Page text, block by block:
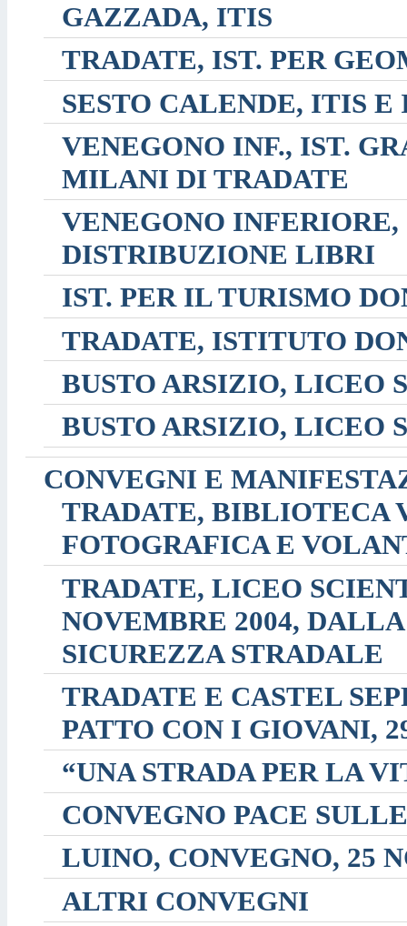
GAZZADA, ITIS
TRADATE, IST. PER
SESTO CALENDE, ITIS E
VENEGONO INF., IST.
MILANI DI TRADATE
VENEGONO
DISTRIBUZIONE LIBRI
IST. PER IL TURISMO
TRADATE, ISTITUTO
BUSTO ARSIZIO, LICEO
BUSTO ARSIZIO, LICEO
CONVEGNI E
TRADATE, BIBLIOTECA
FOTOGRAFICA E
TRADATE, LICEO
NOVEMBRE 2004,
SICUREZZA STRADALE
TRADATE E CASTEL
PATTO CON I GIOVANI,
“UNA STRADA PER LA
CONVEGNO PACE
LUINO, CONVEGNO, 25
ALTRI CONVEGNI